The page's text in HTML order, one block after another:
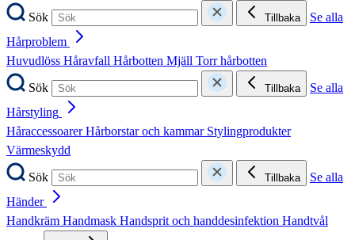
Sök
Tillbaka
Se alla
Hårproblem
Huvudlöss Håravfall Hårbotten Mjäll Torr hårbotten
Sök
Tillbaka
Se alla
Hårstyling
HåraccessoarerHårborstar och kammar Stylingprodukter
Värmeskydd
Sök
Tillbaka
Se alla
Händer
Handkräm Handmask Handsprit och handdesinfektion Handtvål